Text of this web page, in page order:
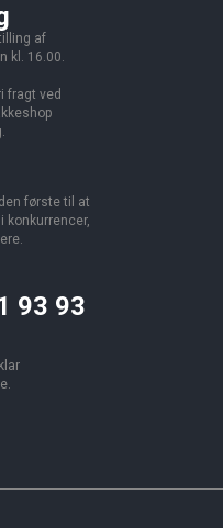
af
kl. 16.00.
fragt ved
første til at
konkurrencer,
93 93